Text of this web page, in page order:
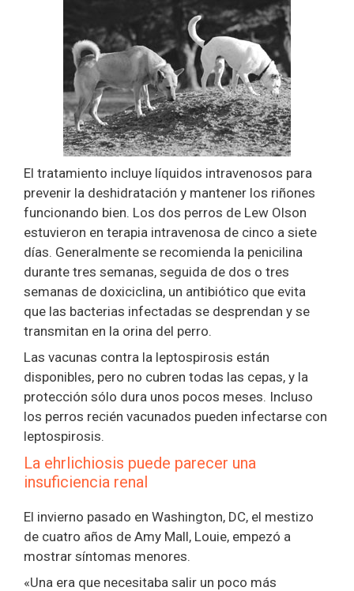
El tratamiento incluye líquidos intravenosos para
prevenir la deshidratación y mantener los riñones
funcionando bien. Los dos perros de Lew Olson
estuvieron en terapia intravenosa de cinco a siete
días. Generalmente se recomienda la penicilina
durante tres semanas, seguida de dos o tres
semanas de doxiciclina, un antibiótico que evita
que las bacterias infectadas se desprendan y se
transmitan en la orina del perro.
Las vacunas contra la leptospirosis están
disponibles, pero no cubren todas las cepas, y la
protección sólo dura unos pocos meses. Incluso
los perros recién vacunados pueden infectarse con
leptospirosis.
La ehrlichiosis puede parecer una
insuficiencia renal
El invierno pasado en Washington, DC, el mestizo
de cuatro años de Amy Mall, Louie, empezó a
mostrar síntomas menores.
«Una era que necesitaba salir un poco más